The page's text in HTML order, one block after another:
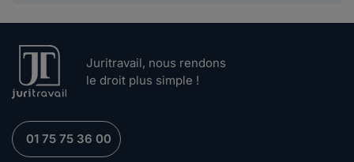
Juritravail, nous rendons
le droit plus simple !
01 75 75 36 00